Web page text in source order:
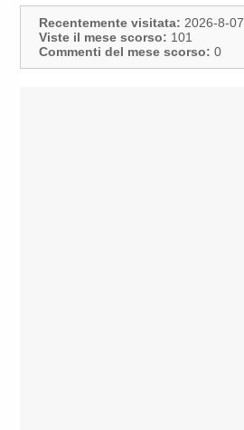
Recentemente visitata: 2026-8-07
Viste il mese scorso: 101
Commenti del mese scorso: 0